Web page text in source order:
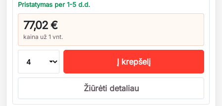
Pristatymas per 1-5 d.d.
77,02 €
kaina už 1 vnt.
Į krepšelį
Žiūrėti detaliau